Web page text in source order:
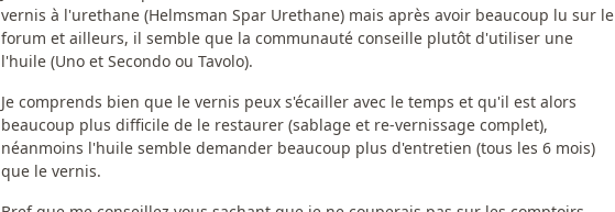
vernis à l'urethane (Helmsman Spar Urethane) mais après avoir beaucoup lu sur le
forum et ailleurs, il semble que la communauté conseille plutôt d'utiliser une
l'huile (Uno et Secondo ou Tavolo).
Je comprends bien que le vernis peux s'écailler avec le temps et qu'il est alors
beaucoup plus difficile de le restaurer (sablage et re-vernissage complet),
néanmoins l'huile semble demander beaucoup plus d'entretien (tous les 6 mois)
que le vernis.